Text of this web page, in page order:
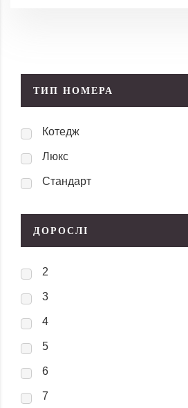
ТИП НОМЕРА
Котедж
Люкс
Стандарт
ДОРОСЛІ
2
3
4
5
6
7